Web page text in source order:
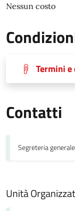
Nessun costo
Termini
Contatti
Segreteria
Unità